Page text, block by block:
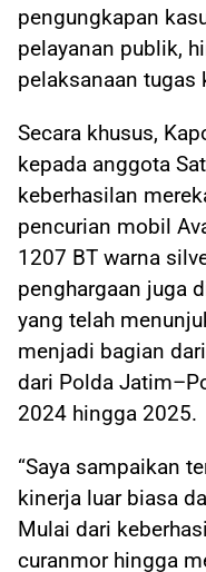
pengungkapan
pelayanan publik,
pelaksanaan tugas
Secara khusus,
kepada anggota
keberhasilan
pencurian mobil
1207 BT warna
penghargaan juga
yang telah
menjadi bagian
dari Polda
2024 hingga 2025.
“Saya sampaikan
kinerja luar biasa
Mulai dari
curanmor hingga